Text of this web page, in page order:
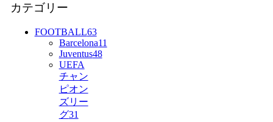
カテゴリー
FOOTBALL63
Barcelona11
Juventus48
UEFA
チャン
ピオン
ズリー
グ31